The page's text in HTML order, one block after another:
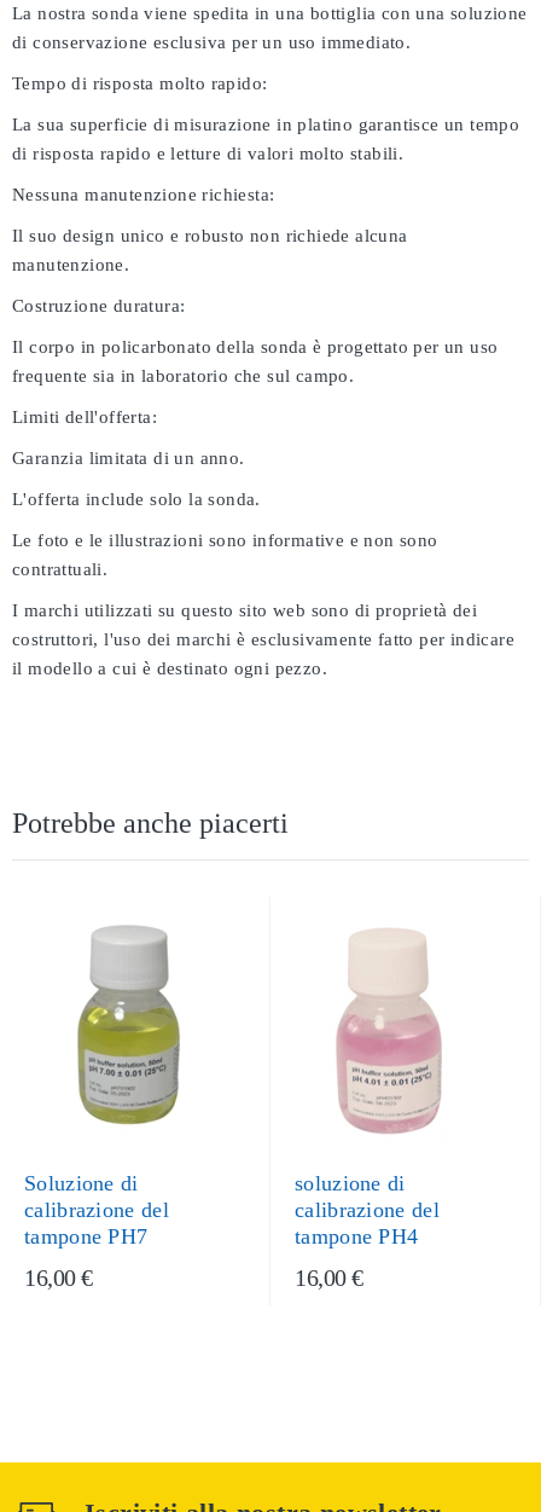
La nostra sonda viene spedita in una bottiglia con una soluzione
di conservazione esclusiva per un uso immediato.
Tempo di risposta molto rapido:
La sua superficie di misurazione in platino garantisce un tempo
di risposta rapido e letture di valori molto stabili.
Nessuna manutenzione richiesta:
Il suo design unico e robusto non richiede alcuna
manutenzione.
Costruzione duratura:
Il corpo in policarbonato della sonda è progettato per un uso
frequente sia in laboratorio che sul campo.
Limiti dell'offerta:
Garanzia limitata di un anno.
L'offerta include solo la sonda.
Le foto e le illustrazioni sono informative e non sono
contrattuali.
I marchi utilizzati su questo sito web sono di proprietà dei
costruttori, l'uso dei marchi è esclusivamente fatto per indicare
il modello a cui è destinato ogni pezzo.
Potrebbe anche piacerti
Soluzione di
calibrazione del
tampone PH7
16,00 €
soluzione di
calibrazione del
tampone PH4
16,00 €